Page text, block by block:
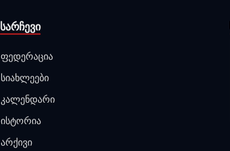
ᲡᲐᲠᲩᲔᲕᲘ
ფედერაცია
სიახლეები
კალენდარი
ისტორია
არქივი